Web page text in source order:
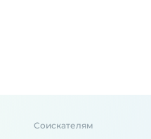
Соискателям